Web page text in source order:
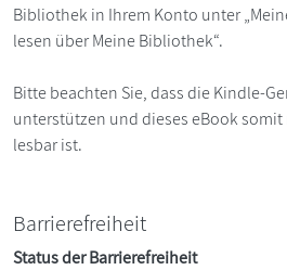
Bibliothek in Ihrem Konto unter
lesen über Meine Bibliothek“.
Bitte beachten Sie, dass die Kindle-
unterstützen und dieses eBook
lesbar ist.
Barrierefreiheit
Status der Barrierefreiheit